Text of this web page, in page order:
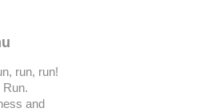
run, run!
and